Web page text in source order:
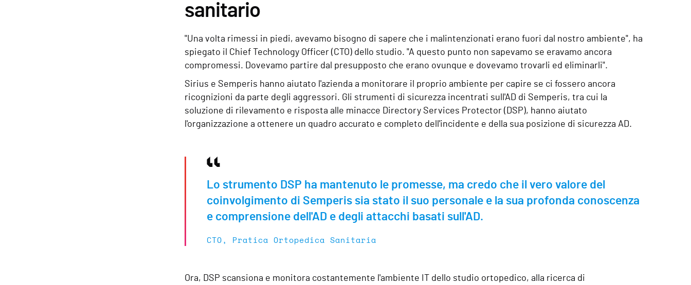
sanitario
"Una volta rimessi in piedi, avevamo bisogno di sapere che i malintenzionati erano fuori dal nostro ambiente", ha
spiegato il Chief Technology Officer (CTO) dello studio. "A questo punto non sapevamo se eravamo ancora
compromessi. Dovevamo partire dal presupposto che erano ovunque e dovevamo trovarli ed eliminarli".
Sirius e Semperis hanno aiutato l'azienda a monitorare il proprio ambiente per capire se ci fossero ancora
ricognizioni da parte degli aggressori. Gli strumenti di sicurezza incentrati sull'AD di Semperis, tra cui la
soluzione di rilevamento e risposta alle minacce Directory Services Protector (DSP), hanno aiutato
l'organizzazione a ottenere un quadro accurato e completo dell'incidente e della sua posizione di sicurezza AD.
Lo strumento DSP ha mantenuto le promesse, ma credo che il vero valore del
coinvolgimento di Semperis sia stato il suo personale e la sua profonda conoscenza
e comprensione dell'AD e degli attacchi basati sull'AD.
CTO, Pratica Ortopedica Sanitaria
Ora, DSP scansiona e monitora costantemente l'ambiente IT dello studio ortopedico, alla ricerca di